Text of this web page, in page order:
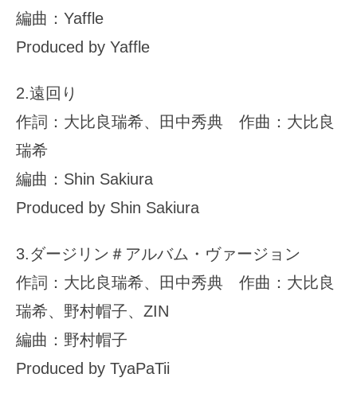
編曲：Yaffle
Produced by Yaffle
2.遠回り
作詞：大比良瑞希、田中秀典 作曲：大比良
瑞希
編曲：Shin Sakiura
Produced by Shin Sakiura
3.ダージリン＃アルバム・ヴァージョン
作詞：大比良瑞希、田中秀典 作曲：大比良
瑞希、野村帽子、ZIN
編曲：野村帽子
Produced by TyaPaTii